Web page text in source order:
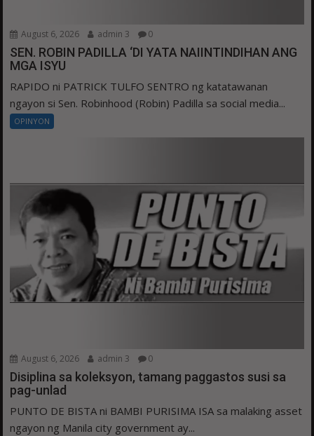
August 6, 2026 admin 3 0
SEN. ROBIN PADILLA ‘DI YATA NAIINTINDIHAN ANG
MGA ISYU
RAPIDO ni PATRICK TULFO SENTRO ng katatawanan
ngayon si Sen. Robinhood (Robin) Padilla sa social media...
OPINYON
August 6, 2026 admin 3 0
Disiplina sa koleksyon, tamang paggastos susi sa
pag-unlad
PUNTO DE BISTA ni BAMBI PURISIMA ISA sa malaking asset
ngayon ng Manila city government ay...